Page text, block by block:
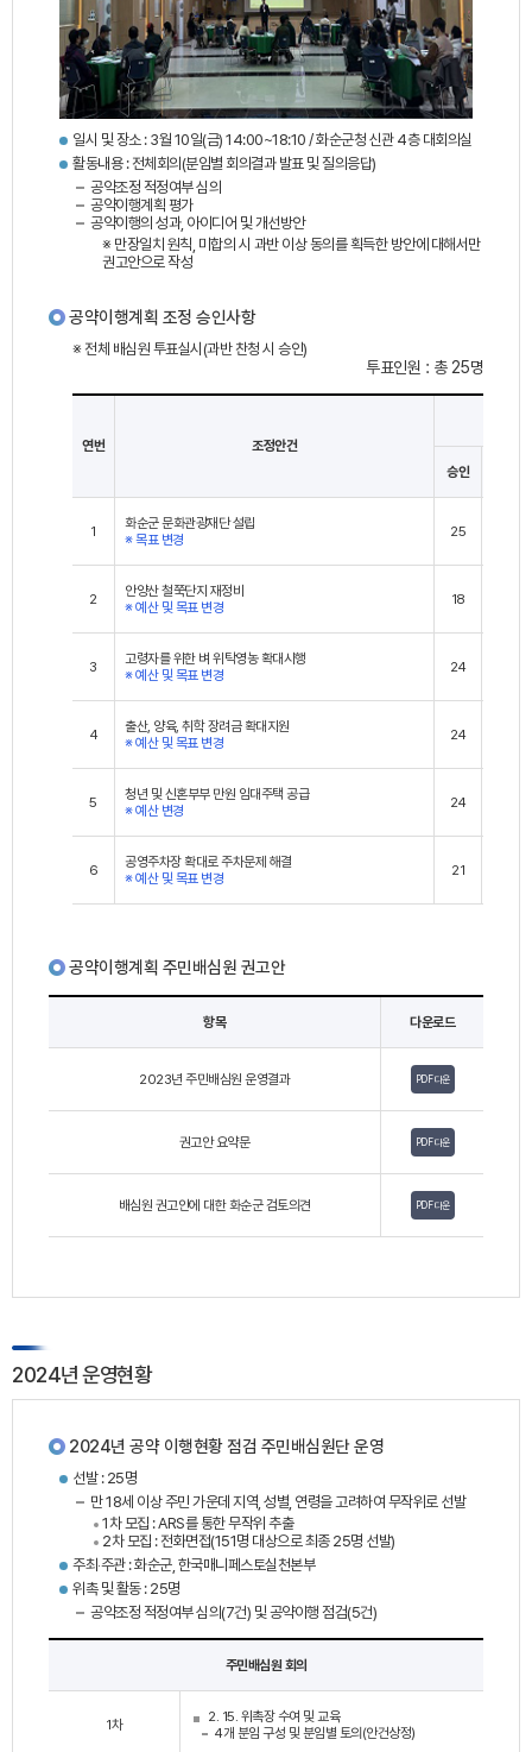
일시 및 장소 : 3월 10일(금) 14:00~18:10 / 화순군청 신관 4층 대회의실
활동내용 : 전체회의(분임별 회의결과 발표 및 질의응답)
공약조정 적정여부 심의
공약이행계획 평가
공약이행의 성과, 아이디어 및 개선방안
※ 만장일치 원칙, 미합의 시 과반 이상 동의를 획득한 방안에 대해서만
권고안으로 작성
공약이행계획 조정 승인사항
※ 전체 배심원 투표실시(과반 찬청 시 승인)
투표인원 : 총 25명
연번 조정안건
승인
1
화순군 문화관광재단 설립
※ 목표 변경
25
2
안양산 철쭉단지 재정비
※ 예산 및 목표 변경
18
3
고령자를 위한 벼 위탁영농 확대시행
※ 예산 및 목표 변경
24
4
출산, 양육, 취학 장려금 확대지원
※ 예산 및 목표 변경
24
5
청년 및 신혼부부 만원 임대주택 공급
※ 예산 변경
24
6
공영주차장 확대로 주차문제 해결
※ 예산 및 목표 변경
21
공약이행계획 주민배심원 권고안
항목 다운로드
2023년 주민배심원 운영결과 PDF 다운
권고안 요약문 PDF 다운
배심원 권고안에 대한 화순군 검토의견 PDF 다운
2024년 운영현황
2024년 공약 이행현황 점검 주민배심원단 운영
선발 : 25명
만 18세 이상 주민 가운데 지역, 성별, 연령을 고려하여 무작위로 선발
1차 모집 : ARS를 통한 무작위 추출
2차 모집 : 전화면접(151명 대상으로 최종 25명 선발)
주최‧주관 : 화순군, 한국매니페스토실천본부
위촉 및 활동 : 25명
공약조정 적정여부 심의(7건) 및 공약이행 점검(5건)
주민배심원 회의
1차
2. 15. 위촉장 수여 및 교육
4개 분임 구성 및 분임별 토의(안건상정)